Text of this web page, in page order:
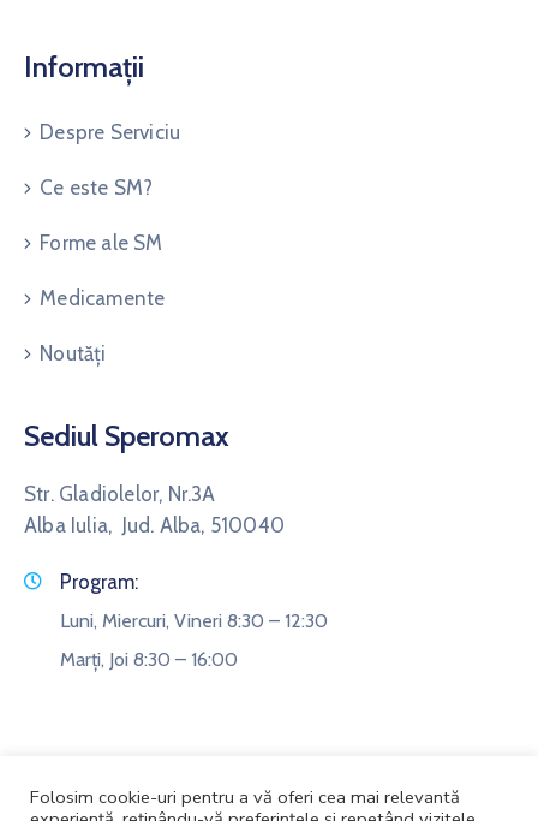
Informații
Despre Serviciu
Ce este SM?
Forme ale SM
Medicamente
Noutăți
Sediul Speromax
Str. Gladiolelor, Nr.3A
Alba Iulia, Jud. Alba, 510040
Program:
Luni, Miercuri, Vineri 8:30 – 12:30
Marți, Joi 8:30 – 16:00
Folosim cookie-uri pentru a vă oferi cea mai relevantă